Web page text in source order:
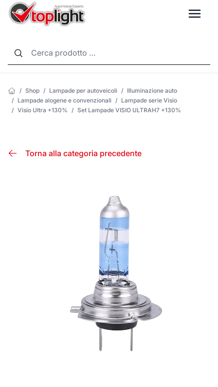
/ Shop / Lampade per autoveicoli / Illuminazione auto
/ Lampade alogene e convenzionali / Lampade serie Visio
/ Visio Ultra +130% / Set Lampade VISIO ULTRAH7 +130%
Torna alla categoria precedente